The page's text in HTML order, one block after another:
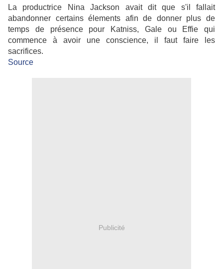
La productrice
Nina Jackson avait dit que s'il fallait
abandonner certains élements afin de donner plus de
temps de présence pour Katniss, Gale ou Effie qui
commence à avoir une conscience, il faut faire les
sacrifices.
Source
Publicité